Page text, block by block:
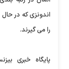
اندونزی که در
را می گیرند.
پایگاه خبری